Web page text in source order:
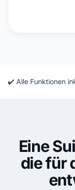
✔️ Alle Funktionen
Eine
die für